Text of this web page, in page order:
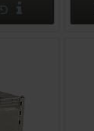
פרטים נוספים